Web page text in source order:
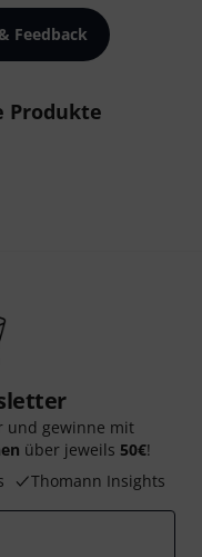
Feedback
Produkte
und gewinne mit
über jeweils 50€!
Thomann Insights